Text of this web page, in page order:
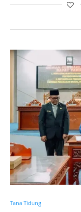
Tana Tidung